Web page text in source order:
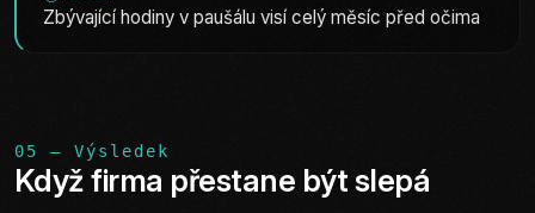
Zbývající hodiny v paušálu visí celý měsíc před očima
05 — Výsledek
Když firma přestane být slepá